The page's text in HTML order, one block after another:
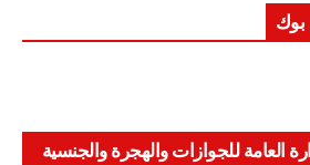
العامة للجوازات والهجرة والجنسية